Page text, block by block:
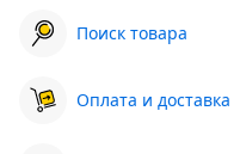
Поиск товара
Оплата и доставка